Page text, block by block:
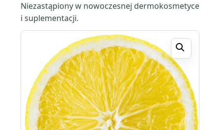
Niezastąpiony w nowoczesnej dermokosmetyce
i suplementacji.